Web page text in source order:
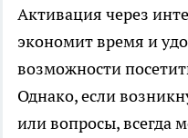
Активация через
экономит время и
возможности
Однако, если
или вопросы, всегда